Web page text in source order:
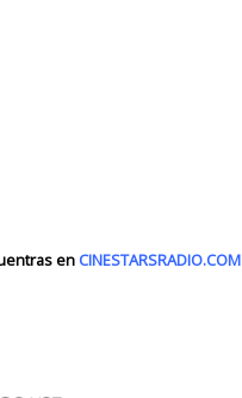
en CINESTARSRADIO.COM